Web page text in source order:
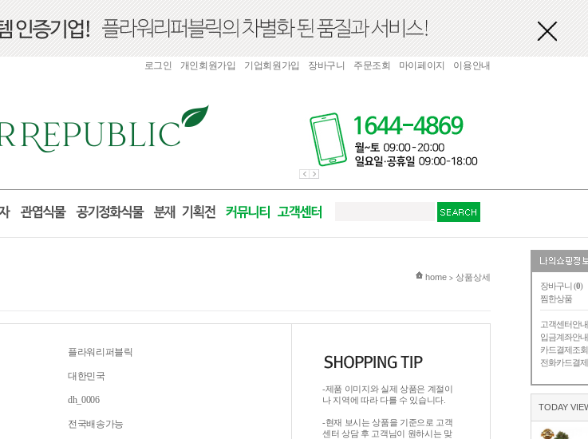
장바구니 (0)
찜한상품
고객센터안내
입금계좌안내
카드결제조회
전화카드결제
TODAY
로그인 개인회원가입 기업회원가입 장바구니 주문조회 마이페이지 이용안내
현재 위치
home > 상품상세
플라워리퍼블릭
대한민국
dh_0006
전국배송가능
-제품 이미지와 실제 상품은 계절이
나 지역에 따라 다를 수 있습니다.
-현재 보시는 상품을 기준으로 고객
센터 상담 후 고객님이 원하시는 맞